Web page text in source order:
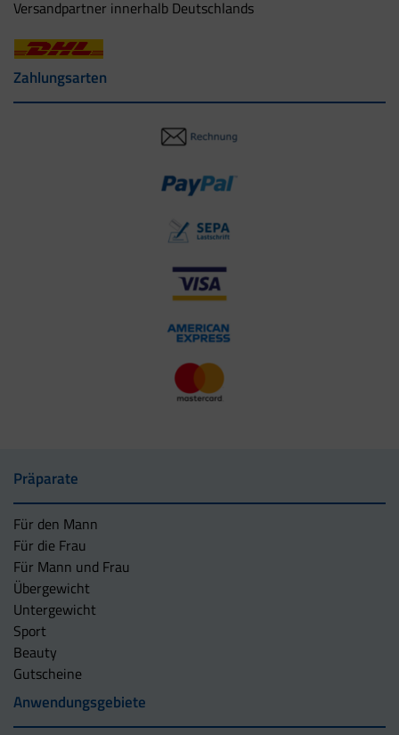
Versandpartner innerhalb Deutschlands
Zahlungsarten
Präparate
Für den Mann
Für die Frau
Für Mann und Frau
Übergewicht
Untergewicht
Sport
Beauty
Gutscheine
Anwendungsgebiete